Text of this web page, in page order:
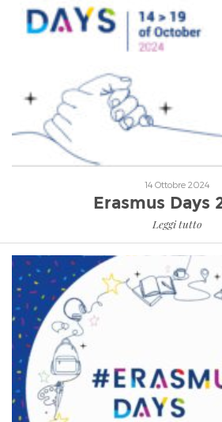
14 Ottobre 2024
Erasmus Days
Leggi tutto